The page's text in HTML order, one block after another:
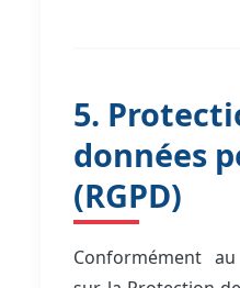
5.
données
(RGPD)
Conformément